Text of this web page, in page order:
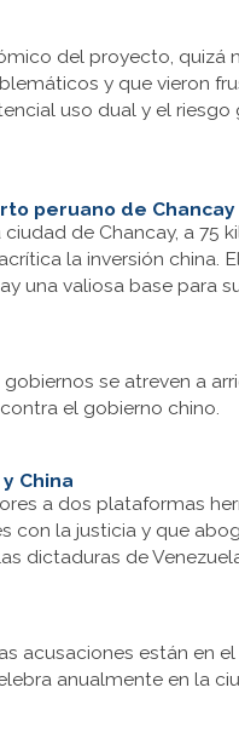
del proyecto,
y que vieron
uso dual y el
peruano de Chancay
de Chancay, a
la inversión
una valiosa base para
se atreven a
el gobierno chino.
China
a dos plataformas
con la justicia y que
dictaduras de
acusaciones están en
anualmente en la